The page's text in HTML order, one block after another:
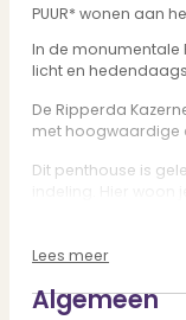
PUUR* wonen aan
In de monumentale
licht en
De Ripperda
met hoogwaardige
Dit penthouse is
appartement
In de prachtig
kunt genieten van de
Lees meer
Algemeen